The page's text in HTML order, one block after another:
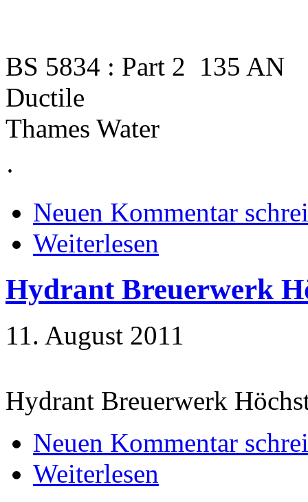
BS 5834 : Part 2 135 AN
Ductile
Thames Water
·
Neuen Kommentar
Weiterlesen
Hydrant Breuerwerk
11. August 2011
Hydrant Breuerwerk
Neuen Kommentar
Weiterlesen